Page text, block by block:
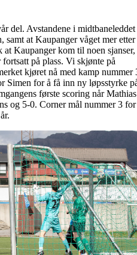
del. Avstandene i midtbaneleddet
at Kaupanger våget mer etter
Kaupanger kom til noen sjanser,
på plass. Vi skjønte på
kjøret nå med kamp nummer
Simen for å få inn ny løpsstyrke
første scoring når Mathias
og 5-0. Corner mål nummer 3 for